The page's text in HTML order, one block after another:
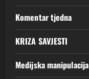
Komentar tjedna
KRIZA SAVJESTI
Medijska manipulacija